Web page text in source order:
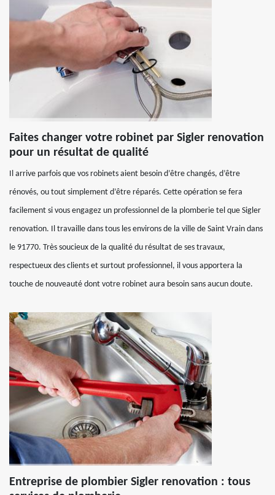
Faites changer votre robinet par Sigler renovation
pour un résultat de qualité
Il arrive parfois que vos robinets aient besoin d’être changés, d’être
rénovés, ou tout simplement d’être réparés. Cette opération se fera
facilement si vous engagez un professionnel de la plomberie tel que Sigler
renovation. Il travaille dans tous les environs de la ville de Saint Vrain dans
le 91770. Très soucieux de la qualité du résultat de ses travaux,
respectueux des clients et surtout professionnel, il vous apportera la
touche de nouveauté dont votre robinet aura besoin sans aucun doute.
Entreprise de plombier Sigler renovation : tous